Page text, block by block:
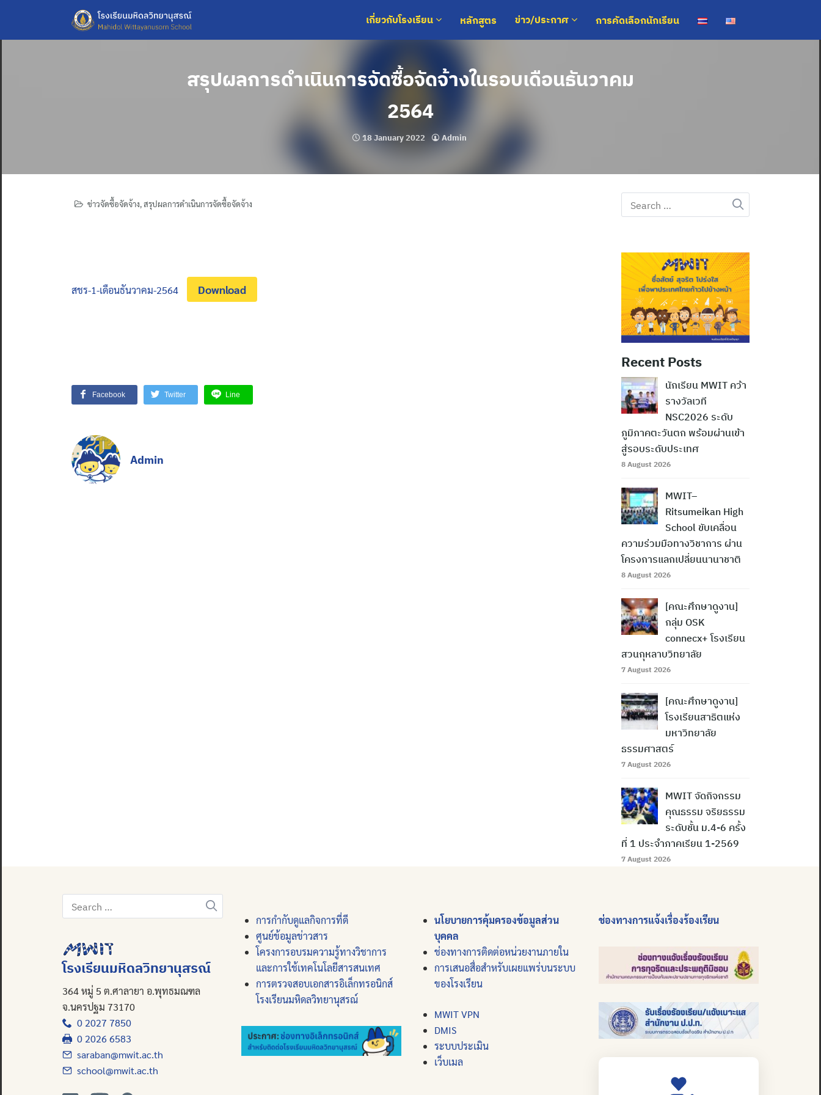
content
เกี่ยวกับโรงเรียน หลักสูตร ข่าว/ประกาศ การคัดเลือกนักเรียน
สรุปผลการดำเนินการจัดซื้อจัดจ้างในรอบเดือนธันวาคม
2564
18 January 2022 Admin
ข่าวจัดซื้อจัดจ้าง,สรุปผลการดำเนินการจัดซื้อจัดจ้าง
สชร-1-เดือนธันวาคม-2564 Download
Facebook Twitter Line
Admin
Search
for:
Recent Posts
นักเรียน MWIT คว้า
รางวัลเวที
NSC2026 ระดับ
ภูมิภาคตะวันตก พร้อมผ่านเข้า
สู่รอบระดับประเทศ
8 August 2026
MWIT–
Ritsumeikan High
School ขับเคลื่อน
ความร่วมมือทางวิชาการ ผ่าน
โครงการแลกเปลี่ยนนานาชาติ
8 August 2026
[คณะศึกษาดูงาน]
กลุ่ม OSK
connecx+ โรงเรียน
สวนกุหลาบวิทยาลัย
7 August 2026
[คณะศึกษาดูงาน]
โรงเรียนสาธิตแห่ง
มหาวิทยาลัย
ธรรมศาสตร์
7 August 2026
MWIT จัดกิจกรรม
คุณธรรม จริยธรรม
ระดับชั้น ม.4-6 ครั้ง
ที่ 1 ประจำภาคเรียน 1-2569
7 August 2026
Search
for:
โรงเรียนมหิดลวิทยานุสรณ์
364 หมู่ 5 ต.ศาลายา อ.พุทธมณฑล
จ.นครปฐม 73170
0 2027 7850
0 2026 6583
saraban@mwit.ac.th
school@mwit.ac.th
การกำกับดูแลกิจการที่ดี
ศูนย์ข้อมูลข่าวสาร
โครงการอบรมความรู้ทางวิชาการ
และการใช้เทคโนโลยีสารสนเทศ
การตรวจสอบเอกสารอิเล็กทรอนิกส์
โรงเรียนมหิดลวิทยานุสรณ์
นโยบายการคุ้มครองข้อมูลส่วน
บุคคล
ช่องทางการติดต่อหน่วยงานภายใน
การเสนอสื่อสำหรับเผยแพร่บนระบบ
ของโรงเรียน
MWIT VPN
DMIS
ระบบประเมิน
เว็บเมล
ช่องทางการแจ้งเรื่องร้องเรียน